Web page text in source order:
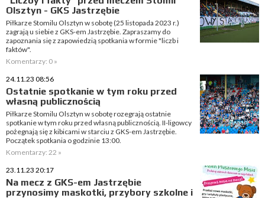
Olsztyn - GKS Jastrzębie
Piłkarze Stomilu Olsztyn w sobotę (25 listopada 2023 r.)
zagrają u siebie z GKS-em Jastrzębie. Zapraszamy do
zapoznania się z zapowiedzią spotkania w formie "liczb i
faktów".
Komentarzy: 0 »
24.11.23 08:56
Ostatnie spotkanie w tym roku przed
własną publicznością
Piłkarze Stomilu Olsztyn w sobotę rozegrają ostatnie
spotkanie w tym roku przed własną publicznością. II-ligowcy
pożegnają się z kibicami w starciu z GKS-em Jastrzębie.
Początek spotkania o godzinie 13:00.
Komentarzy: 22 »
23.11.23 20:17
Na mecz z GKS-em Jastrzębie
przynosimy maskotki, przybory szkolne i